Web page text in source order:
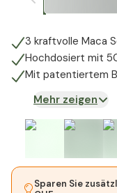
3 kraftvolle Maca
Hochdosiert mit
Mit patentiertem
Mehr zeigen
Sparen Sie